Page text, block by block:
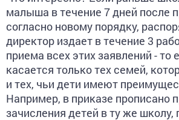
малыша в течение 7 дней после
согласно новому порядку,
директор издает в течение 3
приема всех этих заявлений - то
касается только тех семей,
и тех, чьи дети имеют
Например, в приказе прописано
зачисления детей в ту же школу,